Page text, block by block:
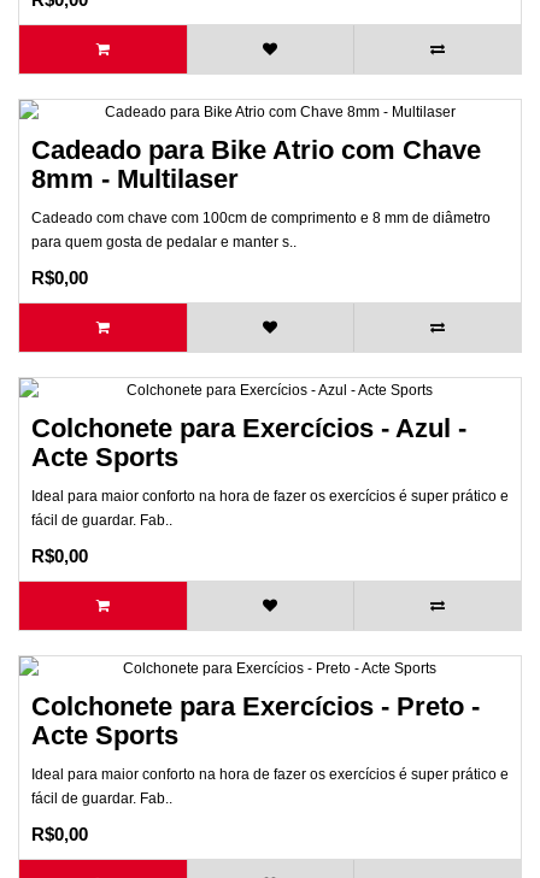
Cadeado para Bike Atrio com Chave
8mm - Multilaser
Cadeado com chave com 100cm de comprimento e 8 mm de diâmetro
para quem gosta de pedalar e manter s..
R$0,00
Colchonete para Exercícios - Azul -
Acte Sports
Ideal para maior conforto na hora de fazer os exercícios é super prático e
fácil de guardar. Fab..
R$0,00
Colchonete para Exercícios - Preto -
Acte Sports
Ideal para maior conforto na hora de fazer os exercícios é super prático e
fácil de guardar. Fab..
R$0,00